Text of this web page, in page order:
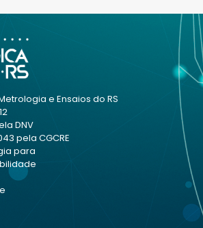
e Ensaios do RS
DNV
pela CGCRE
para